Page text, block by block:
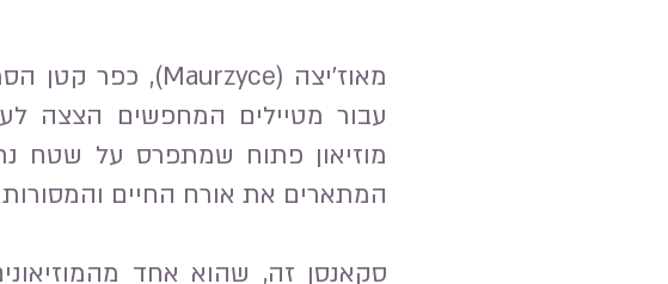
עבור מטיילים המחפשים הצצה
מוזיאון פתוח שמתפרס על שטח
המתארים את אורח החיים
סקאנסן זה, שהוא אחד